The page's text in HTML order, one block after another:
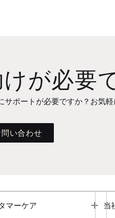
けが必要
サポートが必要ですか？お気軽
問い合わせ
マーケア 当